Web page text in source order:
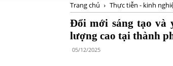
Trang chủ Thực tiễn - kinh
Đổi mới sáng tạo và
lượng cao tại thành
05/12/2025